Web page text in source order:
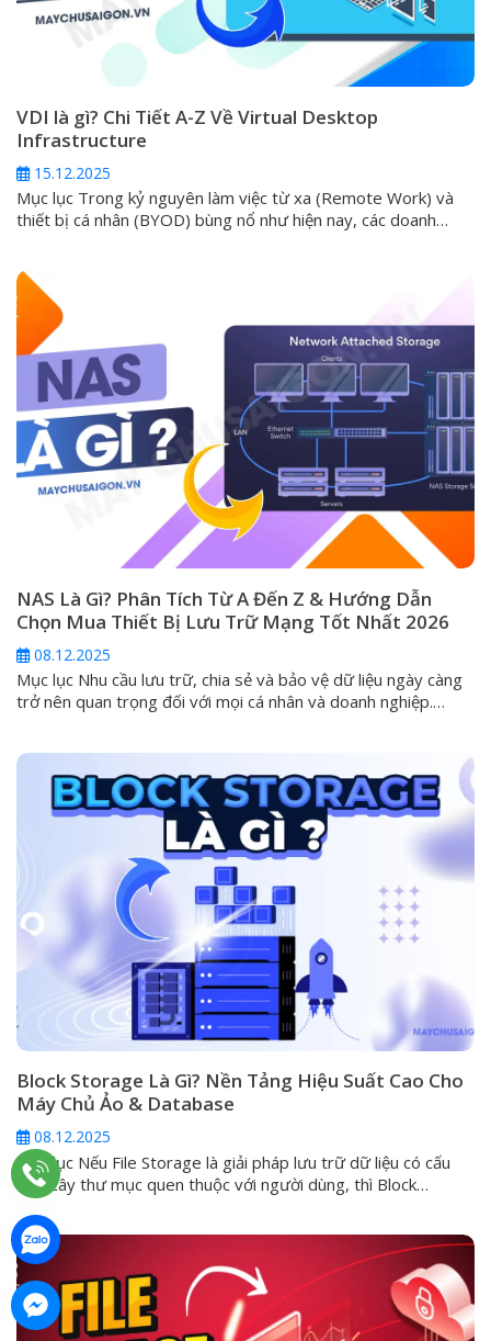
VDI là gì? Chi Tiết A-Z Về Virtual Desktop
Infrastructure
15.12.2025
Mục lục Trong kỷ nguyên làm việc từ xa (Remote Work) và
thiết bị cá nhân (BYOD) bùng nổ như hiện nay, các doanh
suất cao cho mọi nhân...
NAS Là Gì? Phân Tích Từ A Đến Z & Hướng Dẫn
Chọn Mua Thiết Bị Lưu Trữ Mạng Tốt Nhất 2026
08.12.2025
Mục lục Nhu cầu lưu trữ, chia sẻ và bảo vệ dữ liệu ngày càng
trở nên quan trọng đối với mọi cá nhân và doanh nghiệp.
khả...
Block Storage Là Gì? Nền Tảng Hiệu Suất Cao Cho
Máy Chủ Ảo & Database
08.12.2025
Mục lục Nếu File Storage là giải pháp lưu trữ dữ liệu có cấu
trúc cây thư mục quen thuộc với người dùng, thì Block
Storage chính là phương pháp lưu trữ tối ưu hiệu suất, được
thiết kế để vận hành các ứng dụng quan trọng, đòi hỏi tốc độ
I/O (Input/Output) cực cao...